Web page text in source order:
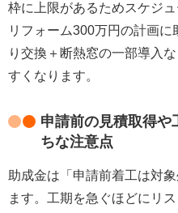
枠に上限があるためスケジ
リフォーム300万円の計画に
り交換＋断熱窓の一部導入
すくなります。
申請前の見積取得や
ちな注意点
助成金は「申請前着工は対
ます。工期を急ぐほどにリス